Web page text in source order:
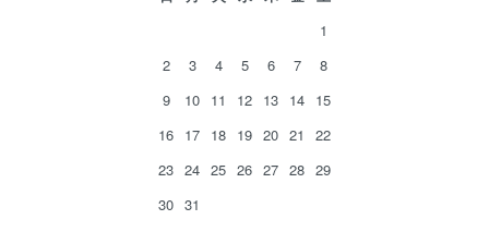
1
2
3 4 5 6 7
8
9
10 11 12 13 14 15
16 17 18 19 20 21
22
23 24 25 26 27 28 29
30 31